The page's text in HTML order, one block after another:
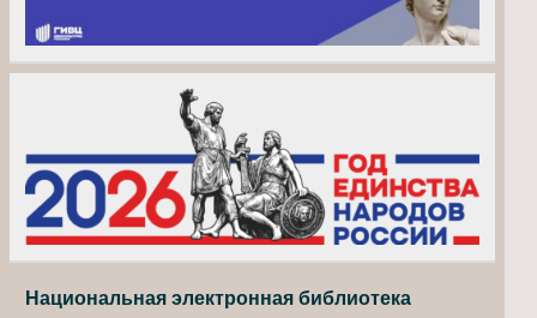
Национальная электронная библиотека